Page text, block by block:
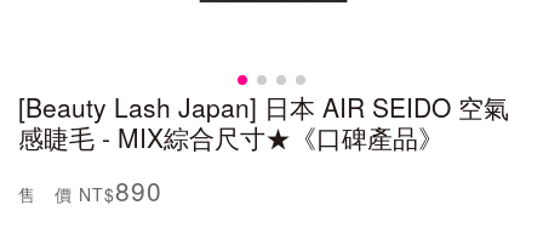
[Beauty Lash Japan] 日本 AIR SEIDO 空氣
感睫毛 - MIX綜合尺寸★《口碑產品》
售 價 NT$890